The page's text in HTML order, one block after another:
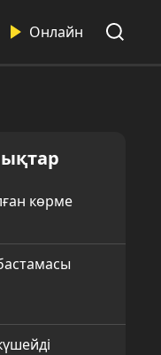
Онлайн
көрме